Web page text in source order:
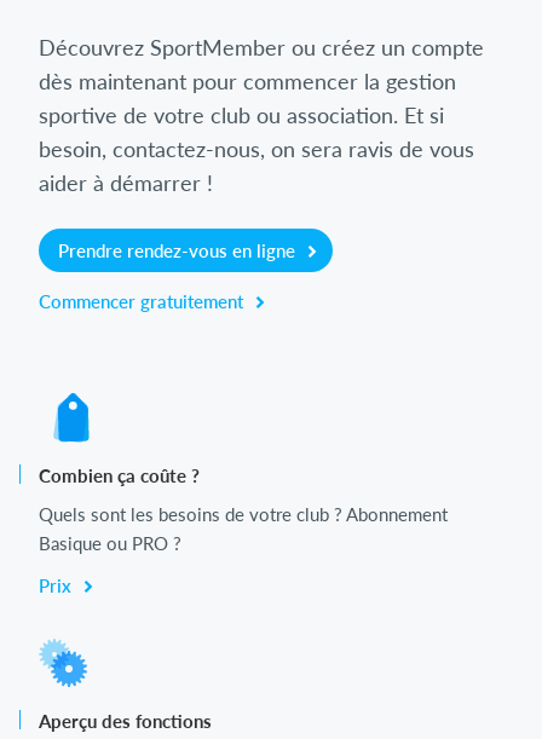
Découvrez SportMember ou créez un compte
dès maintenant pour commencer la gestion
sportive de votre club ou association. Et si
besoin, contactez-nous, on sera ravis de vous
aider à démarrer !
Prendre rendez-vous en ligne
Commencer gratuitement
Combien ça coûte ?
Quels sont les besoins de votre club ? Abonnement
Basique ou PRO ?
Prix
Aperçu des fonctions